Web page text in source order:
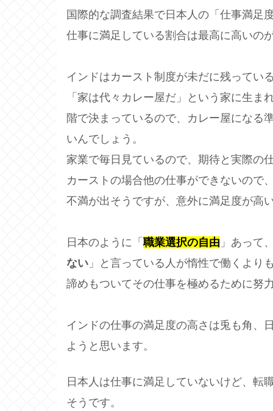
国際的な調査結果で日本人の「仕事満足
仕事に満足している割合は最高に高いの
インドはカースト制度が未だに残ってい
「家は代々カレー屋だ」という家に生
階で決まっているので、カレー屋になる
いんでしょう。
家業で毎日見ているので、期待と実際の
カーストの場合他の仕事ができないので
不満が出そうですが、意外に満足度が高
日本のように「 職業選択の自由 」あって
ない 」と言っている人が惰性で働くより
諦めもついてその仕事を極めるために努
インドの仕事の満足度の高さは兎も角、
ようと思います。
日本人は仕事に満足していないけど、転
そうです。